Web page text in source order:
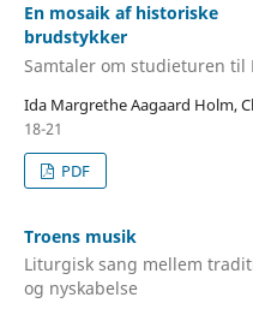
En mosaik af historiske
brudstykker
Samtaler om studieturen til
Ida Margrethe Aagaard Holm,
18-21
PDF
Troens musik
Liturgisk sang mellem
og nyskabelse